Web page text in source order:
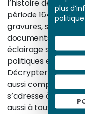
plus
l’histoire de France
période 1643-1945.
gravures,
documents
éclairage sur les
politiques et
Décrypter les
aussi comprendre
s’adresse à tous,
aussi à tous les